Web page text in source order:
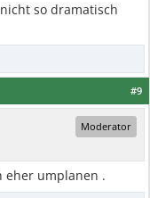
so dramatisch
#9
Moderator
eher umplanen .